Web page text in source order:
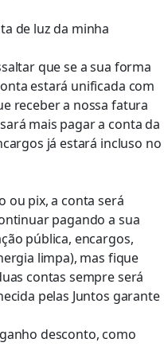
de luz da minha
que se a sua forma
estará unificada com
receber a nossa fatura
mais pagar a conta da
já estará incluso no
ou pix, a conta será
pagando a sua
pública, encargos,
limpa), mas fique
contas sempre será
pelas Juntos garante
desconto, como